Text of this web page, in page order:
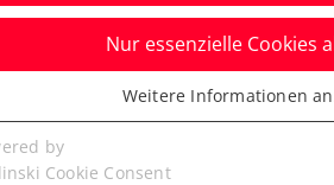
für
an
Nur essenzielle Cookies
Cookies werden für
benötigt. Dadurch ist
Weitere Informationen
by
Cookie Consent